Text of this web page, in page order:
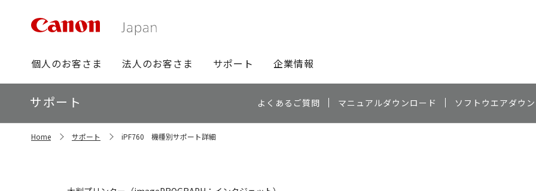
グ
ロ
ー
バ
ビ
個人のお客さま 法人のお客さま サポート 企業情報
ロ
ー
カ
ル
サポート よくあるご質問 マニュアルダウンロード ソフトウエアダウ
Home サポート iPF760 機種別サポート詳細